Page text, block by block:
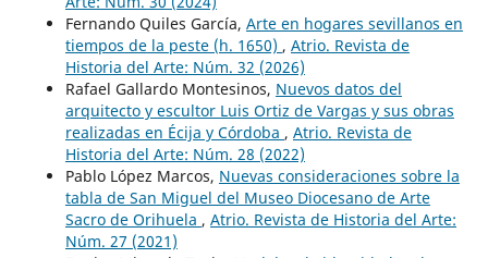
Fernando Quiles García, Arte en hogares sevillanos en
tiempos de la peste (h. 1650) , Atrio. Revista de
Historia del Arte: Núm. 32 (2026)
Rafael Gallardo Montesinos, Nuevos datos del
arquitecto y escultor Luis Ortiz de Vargas y sus obras
realizadas en Écija y Córdoba , Atrio. Revista de
Historia del Arte: Núm. 28 (2022)
Pablo López Marcos, Nuevas consideraciones sobre la
tabla de San Miguel del Museo Diocesano de Arte
Sacro de Orihuela , Atrio. Revista de Historia del Arte:
Núm. 27 (2021)